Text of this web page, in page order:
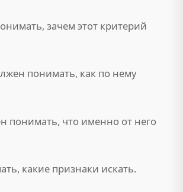
зачем этот критерий
понимать, как по нему
понимать, что именно от него
какие признаки искать.